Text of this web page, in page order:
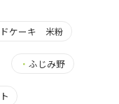
ケーキ 米粉
・ふじみ野